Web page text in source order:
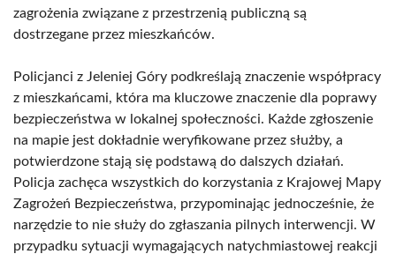
zagrożenia związane z przestrzenią publiczną są
dostrzegane przez mieszkańców.
Policjanci z Jeleniej Góry podkreślają znaczenie współpracy
z mieszkańcami, która ma kluczowe znaczenie dla poprawy
bezpieczeństwa w lokalnej społeczności. Każde zgłoszenie
na mapie jest dokładnie weryfikowane przez służby, a
potwierdzone stają się podstawą do dalszych działań.
Policja zachęca wszystkich do korzystania z Krajowej Mapy
Zagrożeń Bezpieczeństwa, przypominając jednocześnie, że
narzędzie to nie służy do zgłaszania pilnych interwencji. W
przypadku sytuacji wymagających natychmiastowej reakcji